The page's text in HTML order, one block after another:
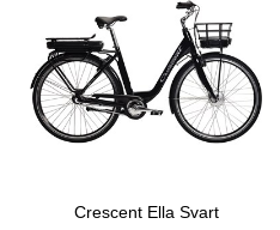
Crescent Ella Svart